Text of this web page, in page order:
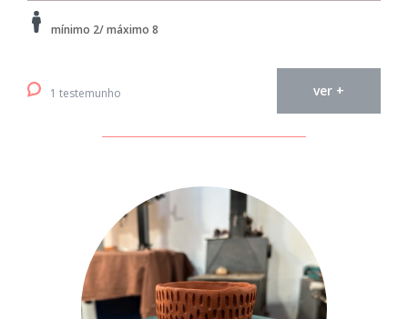
mínimo 2/ máximo 8
1 testemunho ver +